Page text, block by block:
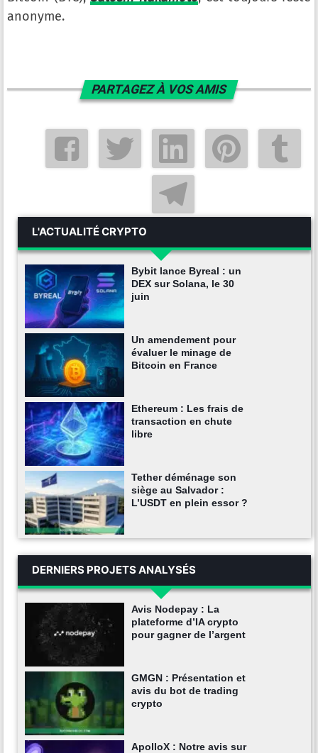
anonyme.
PARTAGEZ À VOS AMIS
L'ACTUALITÉ CRYPTO
Bybit lance Byreal : un
DEX sur Solana, le 30
juin
Un amendement pour
évaluer le minage de
Bitcoin en France
Ethereum : Les frais de
transaction en chute
libre
Tether déménage son
siège au Salvador :
L’USDT en plein essor ?
DERNIERS PROJETS ANALYSÉS
Avis Nodepay : La
plateforme d’IA crypto
pour gagner de l’argent
GMGN : Présentation et
avis du bot de trading
crypto
ApolloX : Notre avis sur